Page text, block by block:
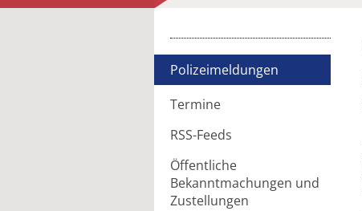
Polizeimeldungen
Termine
RSS-Feeds
Öffentliche
Bekanntmachungen und
Zustellungen
Artikel weiterleiten